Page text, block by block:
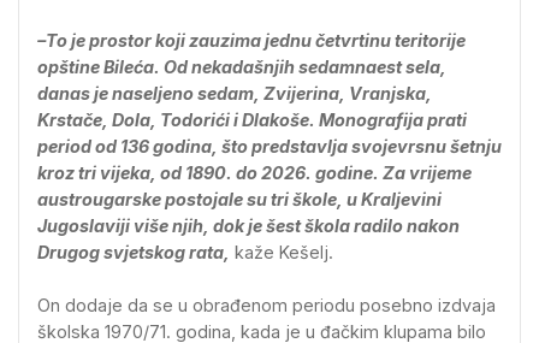
–To je prostor koji zauzima jednu četvrtinu teritorije
opštine Bileća. Od nekadašnjih sedamnaest sela,
danas je naseljeno sedam, Zvijerina, Vranjska,
Krstače, Dola, Todorići i Dlakoše. Monografija prati
period od 136 godina, što predstavlja svojevrsnu šetnju
kroz tri vijeka, od 1890. do 2026. godine. Za vrijeme
austrougarske postojale su tri škole, u Kraljevini
Jugoslaviji više njih, dok je šest škola radilo nakon
Drugog svjetskog rata, kaže Kešelj.
On dodaje da se u obrađenom periodu posebno izdvaja
školska 1970/71. godina, kada je u đačkim klupama bilo